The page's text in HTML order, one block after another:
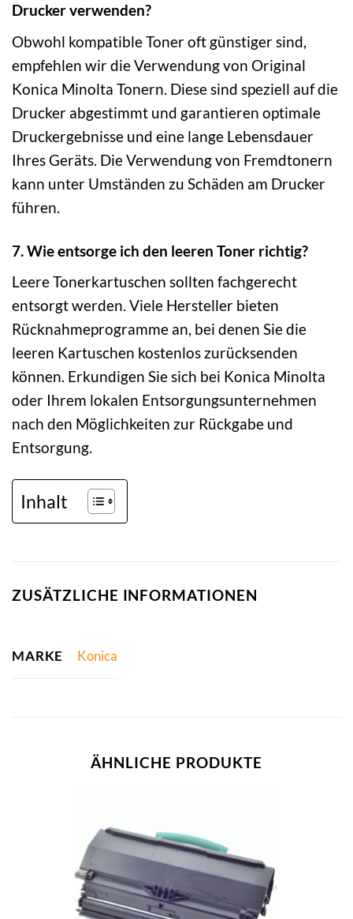
Drucker verwenden?
Obwohl kompatible Toner oft günstiger sind,
empfehlen wir die Verwendung von Original
Konica Minolta Tonern. Diese sind speziell auf die
Drucker abgestimmt und garantieren optimale
Druckergebnisse und eine lange Lebensdauer
Ihres Geräts. Die Verwendung von Fremdtonern
kann unter Umständen zu Schäden am Drucker
führen.
7. Wie entsorge ich den leeren Toner richtig?
Leere Tonerkartuschen sollten fachgerecht
entsorgt werden. Viele Hersteller bieten
Rücknahmeprogramme an, bei denen Sie die
leeren Kartuschen kostenlos zurücksenden
können. Erkundigen Sie sich bei Konica Minolta
oder Ihrem lokalen Entsorgungsunternehmen
nach den Möglichkeiten zur Rückgabe und
Entsorgung.
Inhalt
ZUSÄTZLICHE INFORMATIONEN
MARKE Konica
ÄHNLICHE PRODUKTE